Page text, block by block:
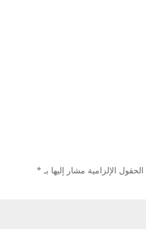
الحقول الإلزامية مشار إليها بـ *